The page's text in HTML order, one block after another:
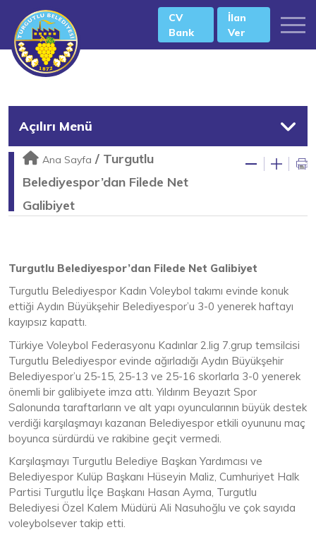
CV
Bank
İlan
Ver
Açılırı Menü
Ana Sayfa / Turgutlu
Belediyespor’dan Filede Net
Galibiyet
Turgutlu Belediyespor’dan Filede Net Galibiyet
Turgutlu Belediyespor Kadın Voleybol takımı evinde konuk
ettiği Aydın Büyükşehir Belediyespor’u 3-0 yenerek haftayı
kayıpsız kapattı.
Türkiye Voleybol Federasyonu Kadınlar 2.lig 7.grup temsilcisi
Turgutlu Belediyespor evinde ağırladığı Aydın Büyükşehir
Belediyespor’u 25-15, 25-13 ve 25-16 skorlarla 3-0 yenerek
önemli bir galibiyete imza attı. Yıldırım Beyazıt Spor
Salonunda taraftarların ve alt yapı oyuncularının büyük destek
verdiği karşılaşmayı kazanan Belediyespor etkili oyununu maç
boyunca sürdürdü ve rakibine geçit vermedi.
Karşılaşmayı Turgutlu Belediye Başkan Yardımcısı ve
Belediyespor Kulüp Başkanı Hüseyin Maliz, Cumhuriyet Halk
Partisi Turgutlu İlçe Başkanı Hasan Ayma, Turgutlu
Belediyesi Özel Kalem Müdürü Ali Nasuhoğlu ve çok sayıda
voleybolsever takip etti.